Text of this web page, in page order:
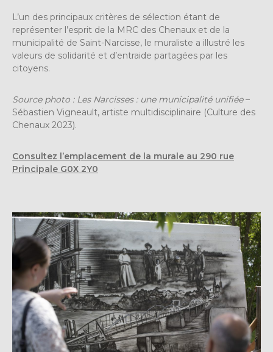
L’un des principaux critères de sélection étant de
représenter l’esprit de la MRC des Chenaux et de la
municipalité de Saint-Narcisse, le muraliste a illustré les
valeurs de solidarité et d’entraide partagées par les
citoyens.
Source photo : Les Narcisses : une municipalité unifiée–
Sébastien Vigneault, artiste multidisciplinaire (Culture des
Chenaux 2023).
Consultez l’emplacement de la murale au 290 rue
Principale G0X 2Y0